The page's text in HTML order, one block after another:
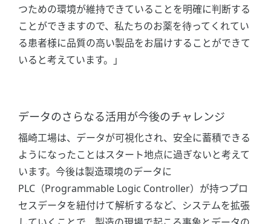
つための環境が維持できていることを明確に判断する
ことができますので、私たちのお薬を待ってくれてい
る患者様に品質の高い製品をお届けすることができて
いると考えています。」
データのさらなる活用が今後のチャレンジ
福崎工場は、データが可視化され、安全に蓄積できる
ようになったことはスタート地点に過ぎないと考えて
います。今後は製造環境のデータに
PLC（Programmable Logic Controller）が持つプロ
セスデータを紐付けて解析するなど、システムを拡張